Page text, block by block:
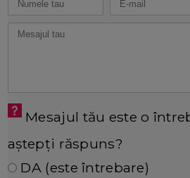
Mesajul tău este o
aștepți răspuns?
DA (este întrebare)